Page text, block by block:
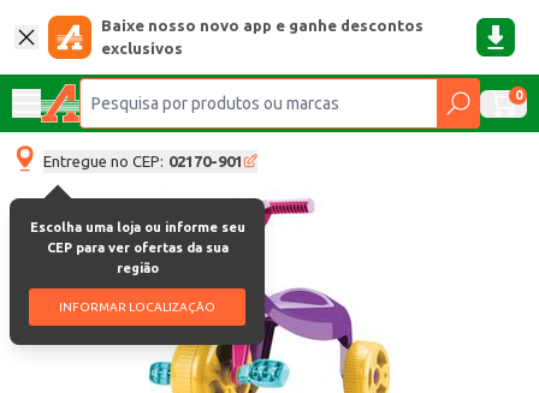
Baixe nosso novo app e ganhe descontos
exclusivos
0
Entregue no CEP: 02170-901
Escolha uma loja ou informe seu
CEP para ver ofertas da sua
região
INFORMAR LOCALIZAÇÃO